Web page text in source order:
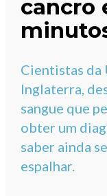
cancro
Cientistas da
Inglaterra,
sangue que
obter um
saber ainda
espalhar.